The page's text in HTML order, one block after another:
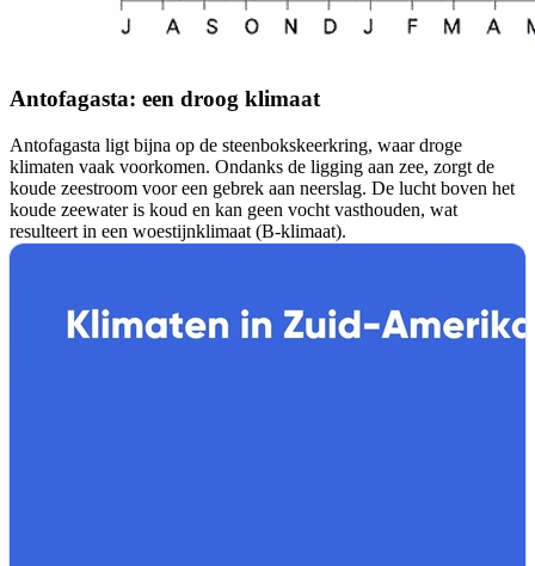
Antofagasta: een droog klimaat
Antofagasta ligt bijna op de steenbokskeerkring, waar droge
klimaten vaak voorkomen. Ondanks de ligging aan zee, zorgt de
koude zeestroom voor een gebrek aan neerslag. De lucht boven het
koude zeewater is koud en kan geen vocht vasthouden, wat
resulteert in een woestijnklimaat (B-klimaat).